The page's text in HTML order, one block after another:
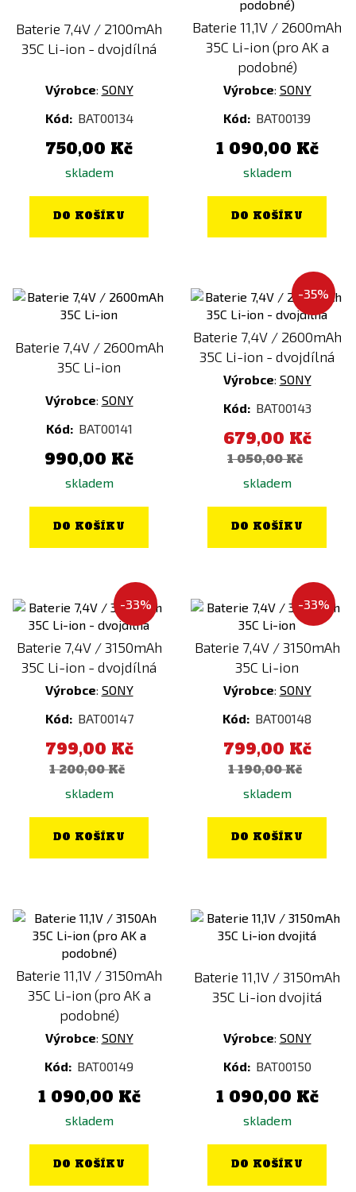
Baterie 7,4V / 2100mAh
35C Li-ion - dvojdílná
Výrobce: SONY
Kód: BAT00134
750,00 Kč
skladem
DO KOŠÍKU
Baterie 11,1V / 2600mAh
35C Li-ion (pro AK a
podobné)
Výrobce: SONY
Kód: BAT00139
1 090,00 Kč
skladem
DO KOŠÍKU
Baterie 7,4V / 2600mAh
35C Li-ion
Výrobce: SONY
Kód: BAT00141
990,00 Kč
skladem
DO KOŠÍKU
-35%
Baterie 7,4V / 2600mAh
35C Li-ion - dvojdílná
Výrobce: SONY
Kód: BAT00143
679,00 Kč
1 050,00 Kč
skladem
DO KOŠÍKU
-33%
Baterie 7,4V / 3150mAh
35C Li-ion - dvojdílná
Výrobce: SONY
Kód: BAT00147
799,00 Kč
1 200,00 Kč
skladem
DO KOŠÍKU
-33%
Baterie 7,4V / 3150mAh
35C Li-ion
Výrobce: SONY
Kód: BAT00148
799,00 Kč
1 190,00 Kč
skladem
DO KOŠÍKU
Baterie 11,1V / 3150mAh
35C Li-ion (pro AK a
podobné)
Výrobce: SONY
Kód: BAT00149
1 090,00 Kč
skladem
DO KOŠÍKU
Baterie 11,1V / 3150mAh
35C Li-ion dvojitá
Výrobce: SONY
Kód: BAT00150
1 090,00 Kč
skladem
DO KOŠÍKU